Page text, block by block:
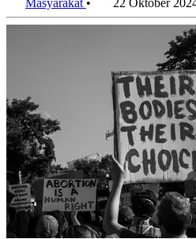
Masyarakat • 22 Oktober